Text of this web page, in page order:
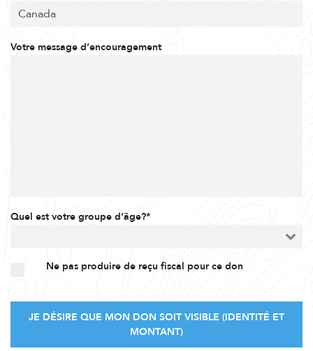
Votre message d’encouragement
Quel est votre groupe d’âge?*
Ne pas produire de reçu fiscal pour ce don
JE DÉSIRE QUE MON DON SOIT VISIBLE (IDENTITÉ ET
MONTANT)